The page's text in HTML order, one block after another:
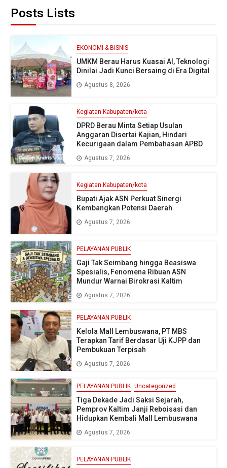
Posts Lists
EKONOMI & BISNIS
UMKM Berau Harus Kuasai AI, Teknologi
Dinilai Jadi Kunci Bersaing di Era Digital
Agustus 8, 2026
Kegiatan Kabupaten/kota
DPRD Berau Minta Setiap Usulan
Anggaran Disertai Kajian, Hindari
Kecurigaan dalam Pembahasan APBD
Agustus 7, 2026
Kegiatan Kabupaten/kota
Bupati Ajak ASN Perkuat Sinergi
Kembangkan Potensi Daerah
Agustus 7, 2026
PELAYANAN PUBLIK
Gaji Tak Seimbang hingga Beasiswa
Spesialis, Fenomena Ribuan ASN
Mundur Warnai Birokrasi Kaltim
Agustus 7, 2026
PELAYANAN PUBLIK
Kelola Mall Lembuswana, PT MBS
Terapkan Tarif Berdasar Uji KJPP dan
Pembukuan Terpisah
Agustus 7, 2026
PELAYANAN PUBLIK Uncategorized
Tiga Dekade Jadi Saksi Sejarah,
Pemprov Kaltim Janji Reboisasi dan
Hidupkan Kembali Mall Lembuswana
Agustus 7, 2026
PELAYANAN PUBLIK